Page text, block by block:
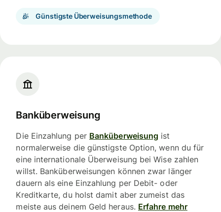
Günstigste Überweisungsmethode
Banküberweisung
Die Einzahlung per Banküberweisung ist
normalerweise die günstigste Option, wenn du für
eine internationale Überweisung bei Wise zahlen
willst. Banküberweisungen können zwar länger
dauern als eine Einzahlung per Debit- oder
Kreditkarte, du holst damit aber zumeist das
meiste aus deinem Geld heraus. Erfahre mehr